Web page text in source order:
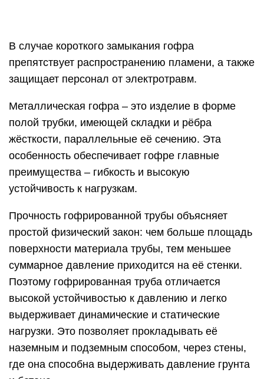
простой физический закон: чем больше площадь
поверхности материала трубы, тем меньшее
суммарное давление приходится на её стенки.
высокой устойчивостью к давлению и легко
выдерживает динамические и статические
нагрузки. Это позволяет прокладывать её
наземным и подземным способом, через стены,
где она способна выдерживать давление грунта
и бетона.